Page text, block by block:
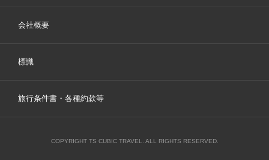
会社概要
標識
旅行条件書・各種約款等
COPYRIGHT TS CUBIC TRAVEL. ALL RIGHTS RESERVED.